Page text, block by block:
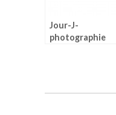
Jour-J-
photographie